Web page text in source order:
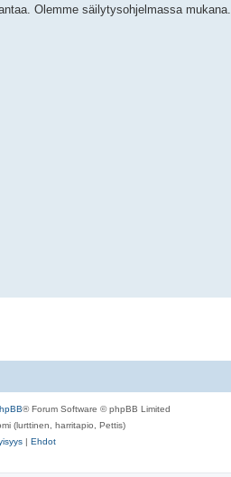
Olemme säilytysohjelmassa mukana.
® Forum Software © phpBB Limited
(lurttinen, harritapio, Pettis)
| Ehdot